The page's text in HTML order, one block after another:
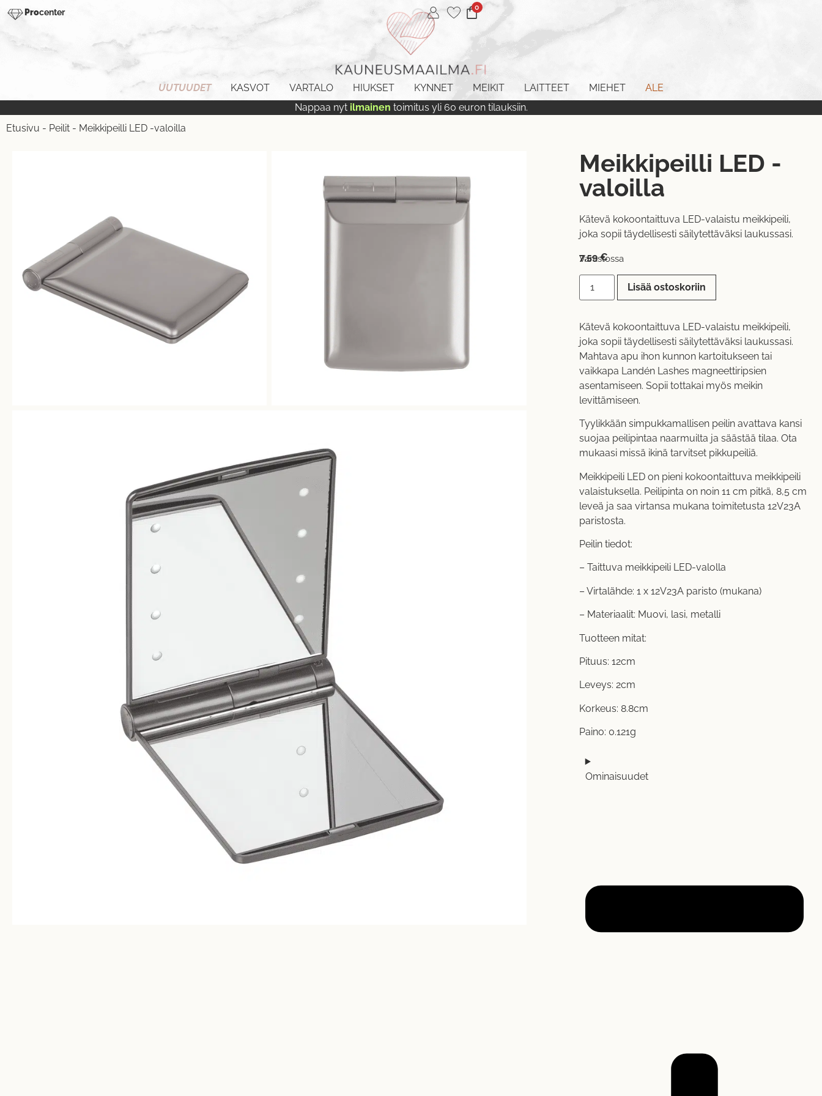
Procenter 0
UUTUUDET KASVOT VARTALO HIUKSET KYNNET MEIKIT LAITTEET MIEHET
ALE
Nappaa nyt ilmainen toimitus yli 60 euron tilauksiin.
Etusivu - Peilit - Meikkipeilli LED -valoilla
Meikkipeilli LED -
valoilla
Kätevä kokoontaittuva LED-valaistu meikkipeili,
joka sopii täydellisesti säilytettäväksi laukussasi.
7,59€
Varastossa
Lisää ostoskoriin
Kätevä kokoontaittuva LED-valaistu meikkipeili,
joka sopii täydellisesti säilytettäväksi laukussasi.
Mahtava apu ihon kunnon kartoitukseen tai
vaikkapa Landén Lashes magneettiripsien
asentamiseen. Sopii tottakai myös meikin
levittämiseen.
Tyylikkään simpukkamallisen peilin avattava kansi
suojaa peilipintaa naarmuilta ja säästää tilaa. Ota
mukaasi missä ikinä tarvitset pikkupeiliä.
Meikkipeili LED on pieni kokoontaittuva meikkipeili
valaistuksella. Peilipinta on noin 11 cm pitkä, 8,5 cm
leveä ja saa virtansa mukana toimitetusta 12V23A
paristosta.
Peilin tiedot:
– Taittuva meikkipeili LED-valolla
– Virtalähde: 1 x 12V23A paristo (mukana)
– Materiaalit: Muovi, lasi, metalli
Tuotteen mitat:
Pituus: 12cm
Leveys: 2cm
Korkeus: 8.8cm
Paino: 0.121g
Ominaisuudet